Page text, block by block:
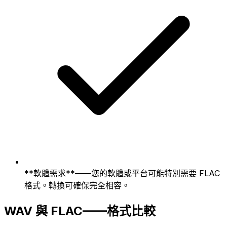
**軟體需求**——您的軟體或平台可能特別需要 FLAC
格式。轉換可確保完全相容。
WAV 與 FLAC——格式比較